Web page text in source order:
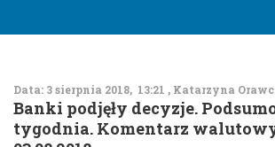
Data: 3 sierpnia 2018, 13:21 , Katarzyna
Banki podjęły decyzje.
tygodnia. Komentarz walutowy